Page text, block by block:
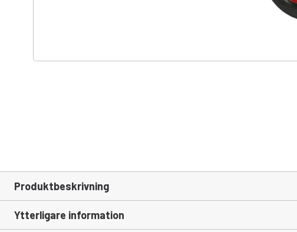
Produktbeskrivning
Ytterligare information